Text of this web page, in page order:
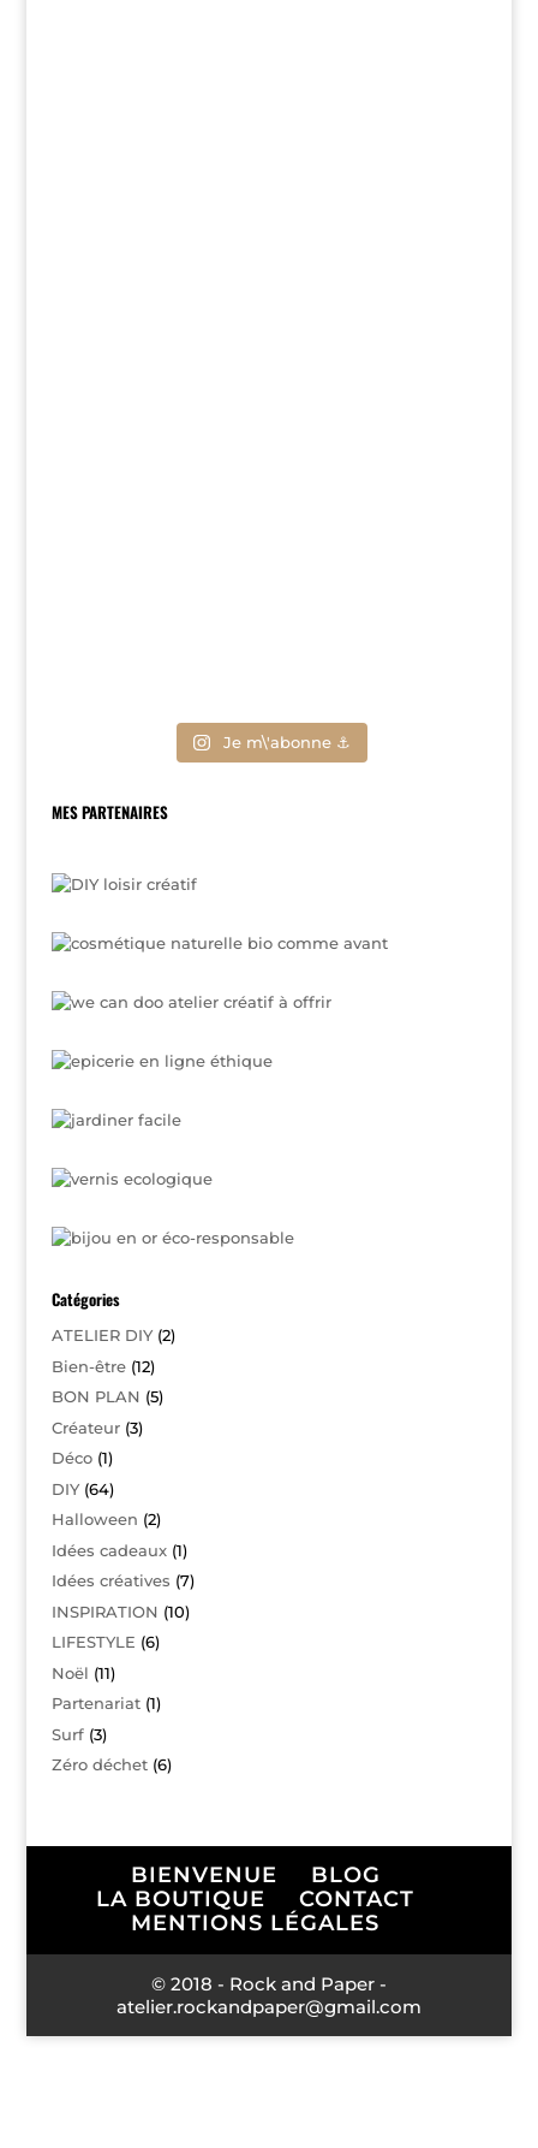
Je m\'abonne ⚓
MES PARTENAIRES
Catégories
ATELIER DIY(2)
Bien-être(12)
BON PLAN (5)
Créateur(3)
Déco(1)
DIY(64)
Halloween (2)
Idées cadeaux(1)
Idées créatives (7)
INSPIRATION (10)
LIFESTYLE (6)
Noël (11)
Partenariat(1)
Surf(3)
Zéro déchet(6)
BIENVENUE
BLOG
LA BOUTIQUE
CONTACT
MENTIONS LÉGALES
© 2018 - Rock and Paper -
atelier.rockandpaper@gmail.com